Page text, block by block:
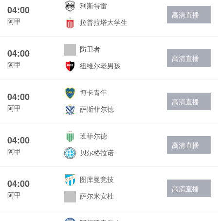
04:00
阿甲
利斯特雷
拉普拉塔大学生
高清直播
04:00
阿甲
防卫者
纽维尔老男孩
高清直播
04:00
阿甲
博卡青年
萨斯菲尔德
高清直播
04:00
阿甲
班菲尔德
贝尔格拉诺
高清直播
04:00
阿甲
图库曼竞技
萨尔米安杜
高清直播